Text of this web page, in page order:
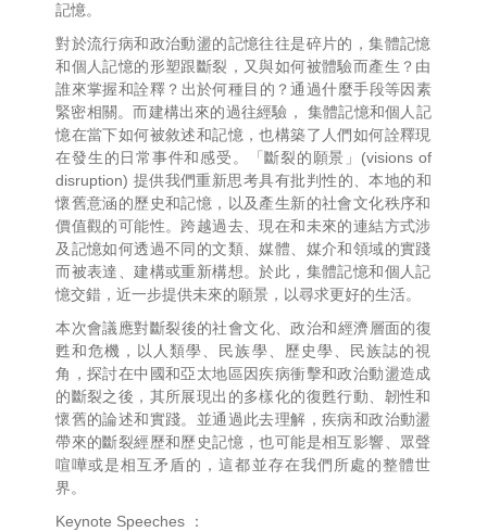
記憶。
對於流行病和政治動盪的記憶往往是碎片的，集體記憶
和個人記憶的形塑跟斷裂，又與如何被體驗而產生？ 由
誰來掌握和詮釋？出於何種目的？通過什麼手段等因素
緊密相關。而建構出來的過往經驗， 集體記憶和個人記
憶在當下如何被敘述和記憶，也構築了人們如何詮釋現
在發生的日常事件和感受。「斷裂的願景」 (visions of
disruption) 提供我們重新思考具有批判性的、本地的和
懷舊意涵的歷史和記憶， 以及產生新的社會文化秩序和
價值觀的可能性。跨越過去、現在和未來的連結方式涉
及記憶如何透過不同的文類、媒體、 媒介和領域的實踐
而被表達、建構或重新構想。於此， 集體記憶和個人記
憶交錯，近一步提供未來的願景， 以尋求更好的生活。
本次會議應對斷裂後的社會文化、政治和經濟層面的復
甦和危機， 以人類學、民族學、歷史學、民族誌的視
角，探討在中國和亞太地區因疾病衝擊和政治動盪造成
的斷裂之後， 其所展現出的多樣化的復甦行動、韌性和
懷舊的論述和實踐。 並通過此去理解，疾病和政治動盪
帶來的斷裂經歷和歷史記憶，也可能是相互影響、眾聲
喧嘩或是相互矛盾的，這都並存在我們所處的整體世
界。
Keynote Speeches ：